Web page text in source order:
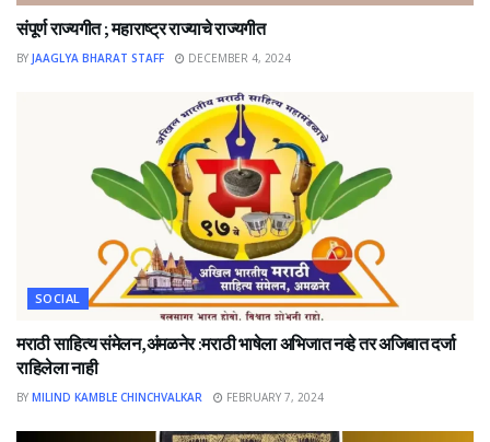
संपूर्ण राज्यगीत ; महाराष्ट्र राज्याचे राज्यगीत
BY JAAGLYA BHARAT STAFF DECEMBER 4, 2024
SOCIAL
मराठी साहित्य संमेलन,अंमळनेर :मराठी भाषेला अभिजात नव्हे तर अजिबात दर्जा
राहिलेला नाही
BY MILIND KAMBLE CHINCHVALKAR FEBRUARY 7, 2024